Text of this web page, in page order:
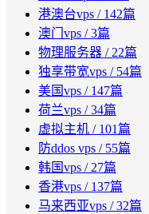
港澳台vps / 142篇
澳门vps / 3篇
物理服务器 / 22篇
独享带宽vps / 54篇
美国vps / 147篇
荷兰vps / 34篇
虚拟主机 / 101篇
防ddos vps / 55篇
韩国vps / 27篇
香港vps / 137篇
马来西亚vps / 32篇